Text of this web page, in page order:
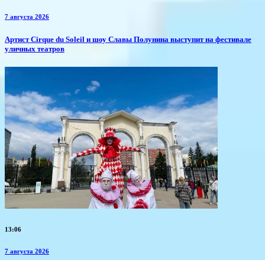
7 августа 2026
Артист Cirque du Soleil и шоу Славы Полунина выступит на фестивале
уличных театров
13:06
7 августа 2026